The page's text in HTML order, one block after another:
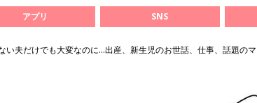
アプリ SNS
い夫だけでも大変なのに…出産、新生児のお世話、仕事、話題の